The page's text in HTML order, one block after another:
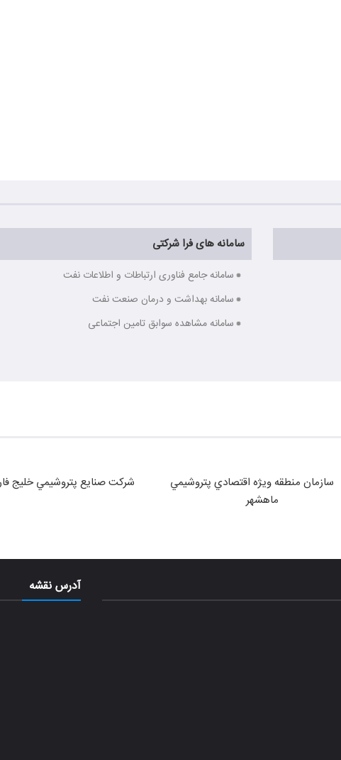
سامانه های فرا شرکتی
سامانه جامع فناوری ارتباطات و اطلاعات نفت
سامانه بهداشت و درمان صنعت نفت
سامانه مشاهده سوابق تامین اجتماعی
سازمان منطقه ويژه اقتصادي پتروشيمي
ماهشهر
شركت صنايع پتروشيمي خليج
آدرس نقشه